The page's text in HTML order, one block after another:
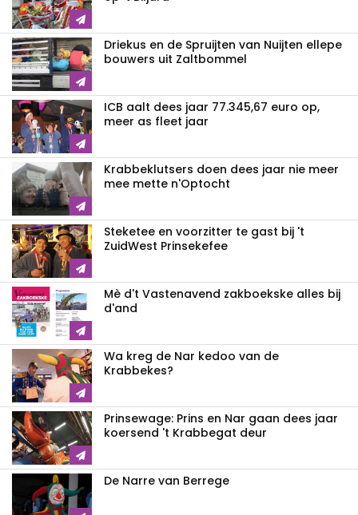
Driekus en de Spruijten van Nuijten ellepe
bouwers uit Zaltbommel
ICB aalt dees jaar 77.345,67 euro op,
meer as fleet jaar
Krabbeklutsers doen dees jaar nie meer
mee mette n'Optocht
Steketee en voorzitter te gast bij 't
ZuidWest Prinsekefee
Mè d't Vastenavend zakboekske alles bij
d'and
Wa kreg de Nar kedoo van de
Krabbekes?
Prinsewage: Prins en Nar gaan dees jaar
koersend 't Krabbegat deur
De Narre van Berrege